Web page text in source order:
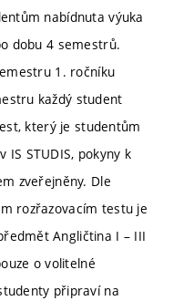
nabídnuta výuka
dobu 4 semestrů.
1. ročníku
každý student
který je studentům
STUDIS, pokyny k
zveřejněny. Dle
rozřazovacím testu je
Angličtina I – III
o volitelné
připraví na